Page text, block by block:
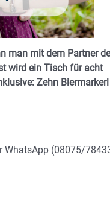
man mit dem Partner
wird ein Tisch für acht
Zehn
WhatsApp (08075/